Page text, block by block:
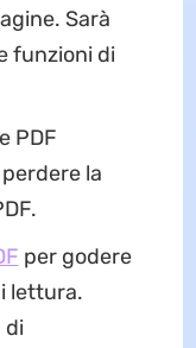
Sarà
funzioni di
PDF
la
per godere
lettura.
di